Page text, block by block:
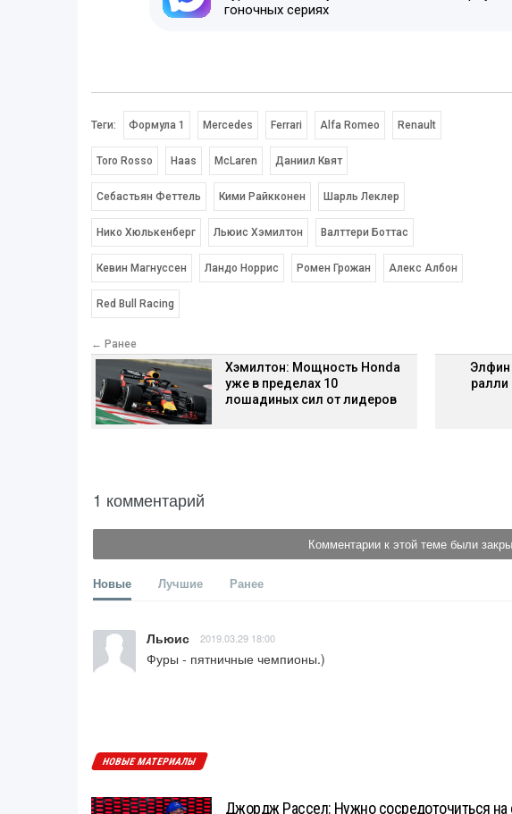
гоночных сериях
Теги: Формула 1 Mercedes Ferrari Alfa Romeo Renault
Toro Rosso Haas McLaren Даниил Квят
Себастьян Феттель Кими Райкконен Шарль Леклер
Нико Хюлькенберг Льюис Хэмилтон Валттери Боттас
Кевин Магнуссен Ландо Норрис Ромен Грожан Алекс Албон
Red Bull Racing
← Ранее
Хэмилтон: Мощность Honda
уже в пределах 10
лошадиных сил от лидеров
Элфин
ралли
1 комментарий
Комментарии к этой теме были
Новые Лучшие Ранее
Льюис 2019.03.29 18:00
Фуры - пятничные чемпионы.)
НОВЫЕ МАТЕРИАЛЫ
Джордж Рассел: Нужно сосредоточиться на